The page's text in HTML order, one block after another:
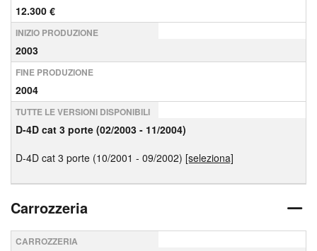
12.300 €
INIZIO PRODUZIONE
2003
FINE PRODUZIONE
2004
TUTTE LE VERSIONI DISPONIBILI
D-4D cat 3 porte (02/2003 - 11/2004)
D-4D cat 3 porte (10/2001 - 09/2002) [seleziona]
Carrozzeria
CARROZZERIA